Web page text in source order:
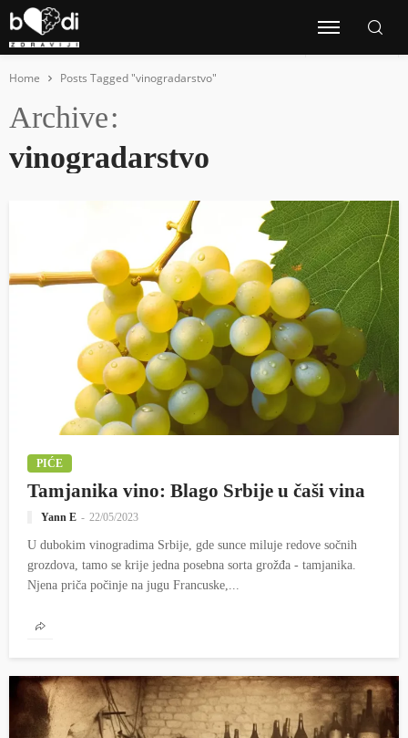
Home Posts Tagged "vinogradarstvo"
Archive
vinogradarstvo
PIĆE
Tamjanika vino: Blago Srbije u čaši vina
Yann E 22/05/2023
U dubokim vinogradima Srbije, gde sunce miluje redove sočnih
grozdova, tamo se krije jedna posebna sorta grožđa - tamjanika.
Njena priča počinje na jugu Francuske,...